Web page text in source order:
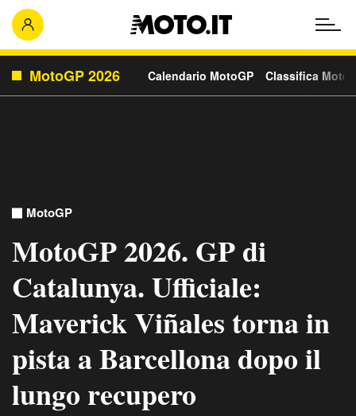
MotoGP 2026 Calendario MotoGP Classifica
MotoGP
MotoGP 2026. GP di
Catalunya. Ufficiale:
Maverick Viñales torna in
pista a Barcellona dopo il
lungo recupero